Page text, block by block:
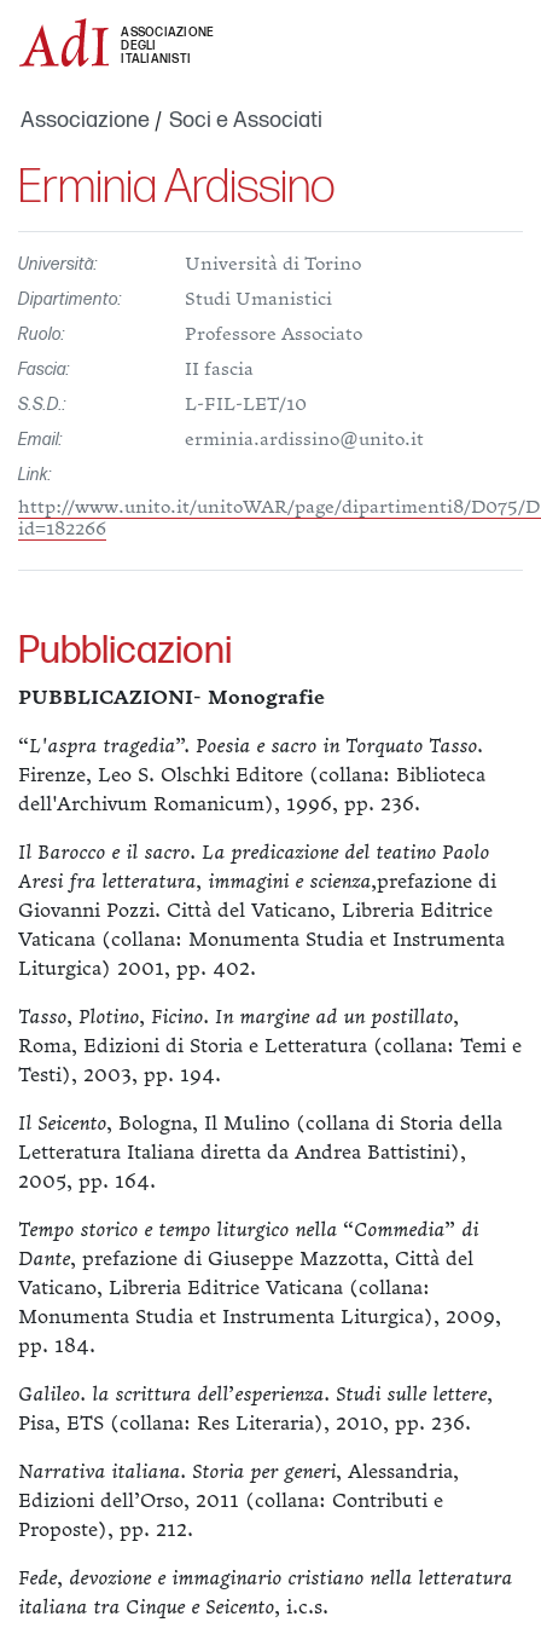
ASSOCIAZIONE
DEGLI
ITALIANISTI
Associazione Soci e Associati
Erminia Ardissino
Università:
Università di Torino
Dipartimento:
Studi Umanistici
Ruolo:
Professore Associato
Fascia:
II fascia
S.S.D.:
L-FIL-LET/10
Email:
erminia.ardissino@unito.it
Link:
http://www.unito.it/unitoWAR/page/dipartimenti8/D075/
id=182266
Pubblicazioni
PUBBLICAZIONI- Monografie
“L'aspra tragedia”. Poesia e sacro in Torquato Tasso.
Firenze, Leo S. Olschki Editore (collana: Biblioteca
dell'Archivum Romanicum), 1996, pp. 236.
Il Barocco e il sacro. La predicazione del teatino Paolo
Aresi fra letteratura, immagini e scienza,prefazione di
Giovanni Pozzi. Città del Vaticano, Libreria Editrice
Vaticana (collana: Monumenta Studia et Instrumenta
Liturgica) 2001, pp. 402.
Tasso, Plotino, Ficino. In margine ad un postillato,
Roma, Edizioni di Storia e Letteratura (collana: Temi e
Testi), 2003, pp. 194.
Il Seicento, Bologna, Il Mulino (collana di Storia della
Letteratura Italiana diretta da Andrea Battistini),
2005, pp. 164.
Tempo storico e tempo liturgico nella “Commedia” di
Dante, prefazione di Giuseppe Mazzotta, Città del
Vaticano, Libreria Editrice Vaticana (collana:
Monumenta Studia et Instrumenta Liturgica), 2009,
pp. 184.
Galileo. la scrittura dell’esperienza. Studi sulle lettere,
Pisa, ETS (collana: Res Literaria), 2010, pp. 236.
Narrativa italiana. Storia per generi, Alessandria,
Edizioni dell’Orso, 2011 (collana: Contributi e
Proposte), pp. 212.
Fede, devozione e immaginario cristiano nella letteratura
italiana tra Cinque e Seicento, i.c.s.